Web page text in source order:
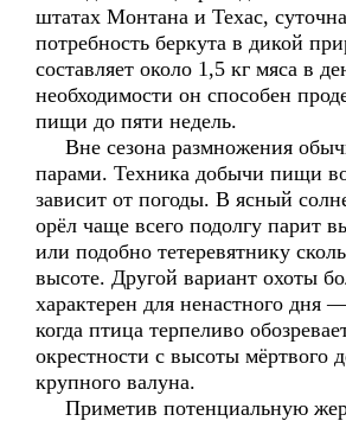
штатах Монтана и Техас,
потребность беркута в дикой
составляет около 1,5 кг мяса в
необходимости он способен
пищи до пяти недель.
Вне сезона размножения
парами. Техника добычи пищи
зависит от погоды. В ясный
орёл чаще всего подолгу парит
или подобно тетеревятнику
высоте. Другой вариант охоты
характерен для ненастного дня
когда птица терпеливо
окрестности с высоты мёртвого
крупного валуна.
Приметив потенциальную